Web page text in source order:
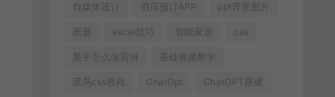
自媒体设计 酒店预订APP ppt背景图片
画册 excel技巧 智能家居 css
新手怎么做剪辑 基础视频教学
菜鸟css教程 ChatGpt ChatGPT搭建